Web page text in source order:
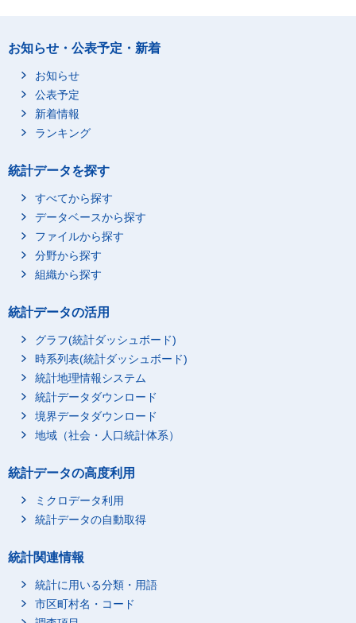
お知らせ・公表予定・新着
お知らせ
公表予定
新着情報
ランキング
統計データを探す
すべてから探す
データベースから探す
ファイルから探す
分野から探す
組織から探す
統計データの活用
グラフ(統計ダッシュボード)
時系列表(統計ダッシュボード)
統計地理情報システム
統計データダウンロード
境界データダウンロード
地域（社会・人口統計体系）
統計データの高度利用
ミクロデータ利用
統計データの自動取得
統計関連情報
統計に用いる分類・用語
市区町村名・コード